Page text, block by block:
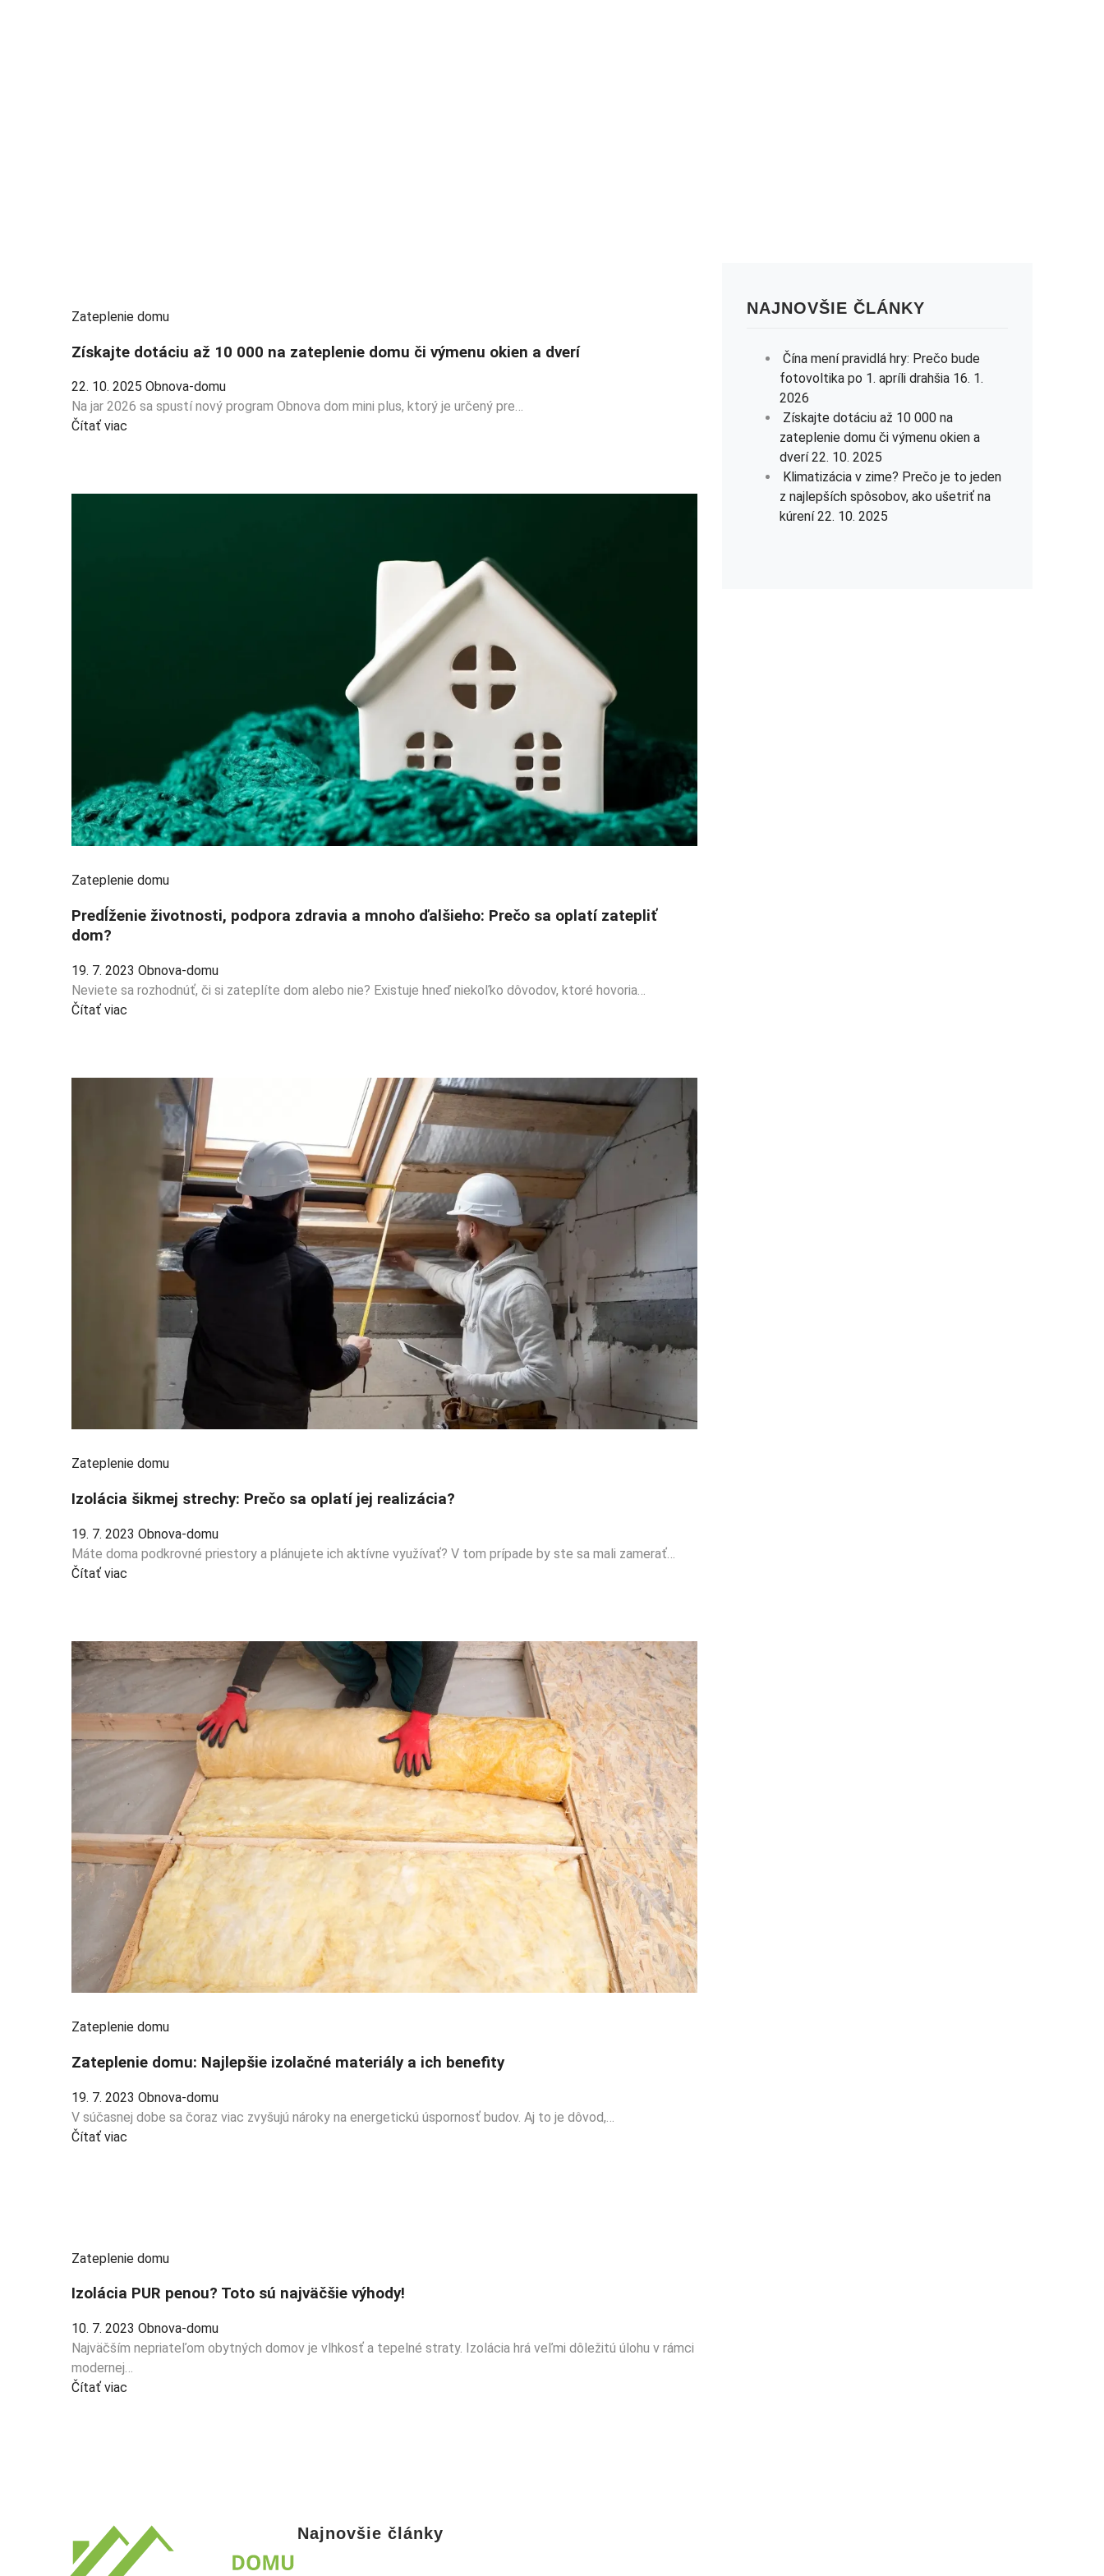
Zateplenie domu
Získajte dotáciu až 10 000 na zateplenie domu či výmenu okien a dverí
22. 10. 2025 Obnova-domu
Na jar 2026 sa spustí nový program Obnova dom mini plus, ktorý je určený pre…
Čítať viac
Zateplenie domu
Predĺženie životnosti, podpora zdravia a mnoho ďalšieho: Prečo sa oplatí zatepliť
dom?
19. 7. 2023 Obnova-domu
Neviete sa rozhodnúť, či si zateplíte dom alebo nie? Existuje hneď niekoľko dôvodov, ktoré hovoria…
Čítať viac
Zateplenie domu
Izolácia šikmej strechy: Prečo sa oplatí jej realizácia?
19. 7. 2023 Obnova-domu
Máte doma podkrovné priestory a plánujete ich aktívne využívať? V tom prípade by ste sa mali zamerať…
Čítať viac
Zateplenie domu
Zateplenie domu: Najlepšie izolačné materiály a ich benefity
19. 7. 2023 Obnova-domu
V súčasnej dobe sa čoraz viac zvyšujú nároky na energetickú úspornosť budov. Aj to je dôvod,…
Čítať viac
Zateplenie domu
Izolácia PUR penou? Toto sú najväčšie výhody!
10. 7. 2023 Obnova-domu
Najväčším nepriateľom obytných domov je vlhkosť a tepelné straty. Izolácia hrá veľmi dôležitú úlohu v rámci
modernej…
Čítať viac
NAJNOVŠIE ČLÁNKY
Čína mení pravidlá hry: Prečo bude
fotovoltika po 1. apríli drahšia 16. 1.
2026
Získajte dotáciu až 10 000 na
zateplenie domu či výmenu okien a
dverí 22. 10. 2025
Klimatizácia v zime? Prečo je to jeden
z najlepších spôsobov, ako ušetriť na
kúrení 22. 10. 2025
Najnovšie články